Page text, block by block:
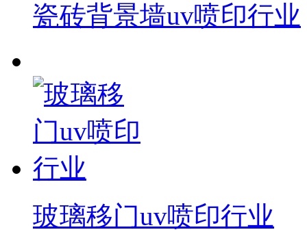
瓷砖背景墙uv喷印行业
玻璃移门uv喷印行业